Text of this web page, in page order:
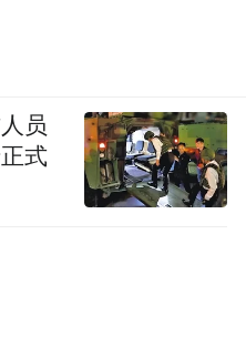
员
式